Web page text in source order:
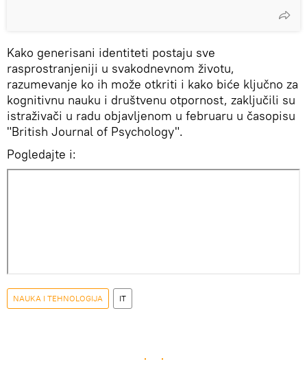
Kako generisani identiteti postaju sve
rasprostranjeniji u svakodnevnom životu,
razumevanje ko ih može otkriti i kako biće ključno za
kognitivnu nauku i društvenu otpornost, zaključili su
istraživači u radu objavljenom u februaru u časopisu
"British Journal of Psychology".
Pogledajte i:
NAUKA I TEHNOLOGIJA IT